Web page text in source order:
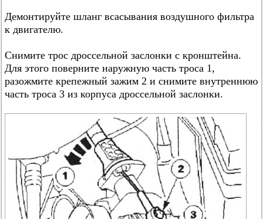
Демонтируйте шланг всасывания воздушного фильтра
к двигателю.
Снимите трос дроссельной заслонки с кронштейна.
Для этого поверните наружную часть троса 1,
разожмите крепежный зажим 2 и снимите внутреннюю
часть троса 3 из корпуса дроссельной заслонки.